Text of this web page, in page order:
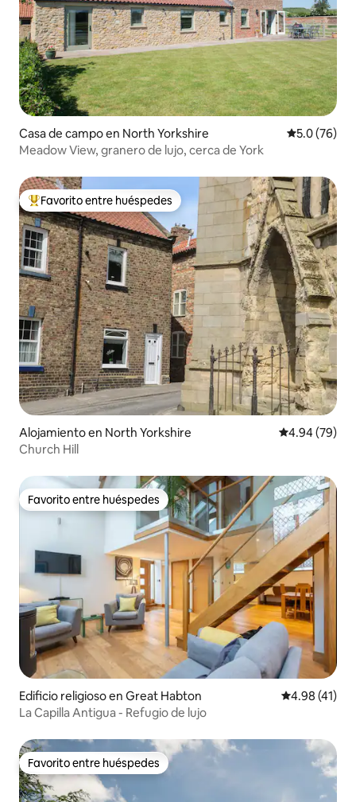
Casa de campo en North Yorkshire Calificación
5.0 (76)
Meadow View, granero de lujo, cerca de York
Favorito entre huéspedes preferido
Favorito entre huéspedes
Alojamiento en North Yorkshire Calificación
4.94 (79)
Church Hill
Favorito entre huéspedes
Favorito entre huéspedes
Edificio religioso en Great Habton Calificación
4.98 (41)
La Capilla Antigua - Refugio de lujo
Favorito entre huéspedes
Favorito entre huéspedes